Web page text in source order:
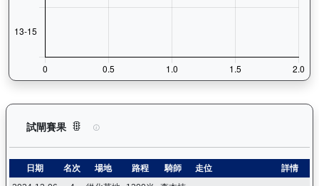
試閘賽果 歡樂飛駒（J496）— 試閘賽果紀錄：查看馬匹
日期 名次 場地 路程 騎師 走位
詳情